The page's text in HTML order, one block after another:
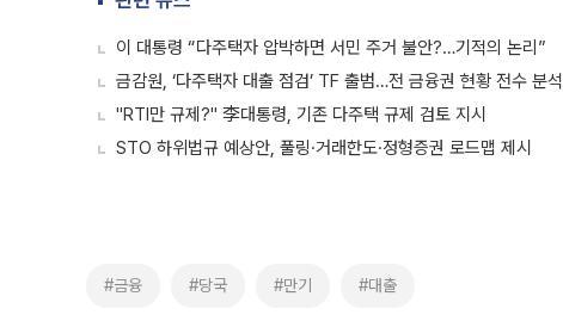
이 대통령 “다주택자 압박하면 서민 주거 불안?…기적의 논리”
금감원, ‘다주택자 대출 점검’ TF 출범…전 금융권 현황 전수 분석
"RTI만 규제?" 李대통령, 기존 다주택 규제 검토 지시
STO 하위법규 예상안, 풀링·거래한도·정형증권 로드맵 제시
#금융 #당국 #만기 #대출